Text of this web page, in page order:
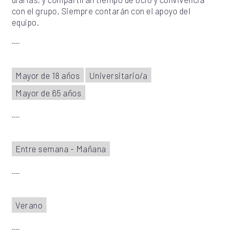
con el grupo. Siempre contarán con el apoyo del
equipo.
Mayor de 18 años
Universitario/a
Mayor de 65 años
Entre semana - Mañana
Verano